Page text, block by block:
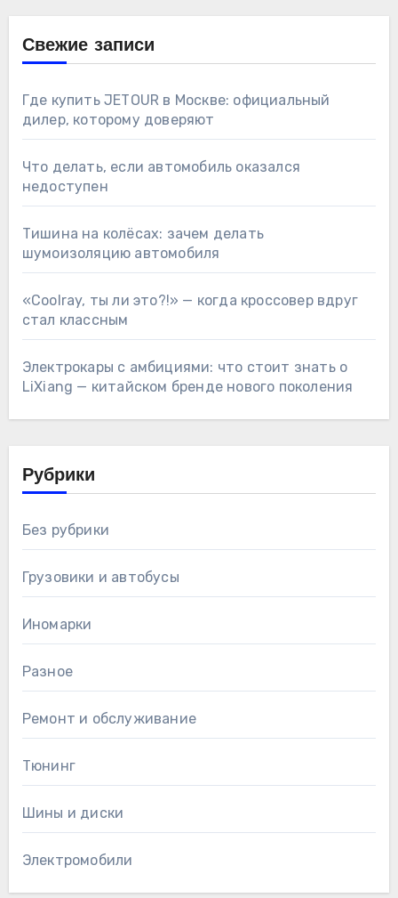
Свежие записи
Где купить JETOUR в Москве: официальный
дилер, которому доверяют
Что делать, если автомобиль оказался
недоступен
Тишина на колёсах: зачем делать
шумоизоляцию автомобиля
«Coolray, ты ли это?!» — когда кроссовер вдруг
стал классным
Электрокары с амбициями: что стоит знать о
LiXiang — китайском бренде нового поколения
Рубрики
Без рубрики
Грузовики и автобусы
Иномарки
Разное
Ремонт и обслуживание
Тюнинг
Шины и диски
Электромобили